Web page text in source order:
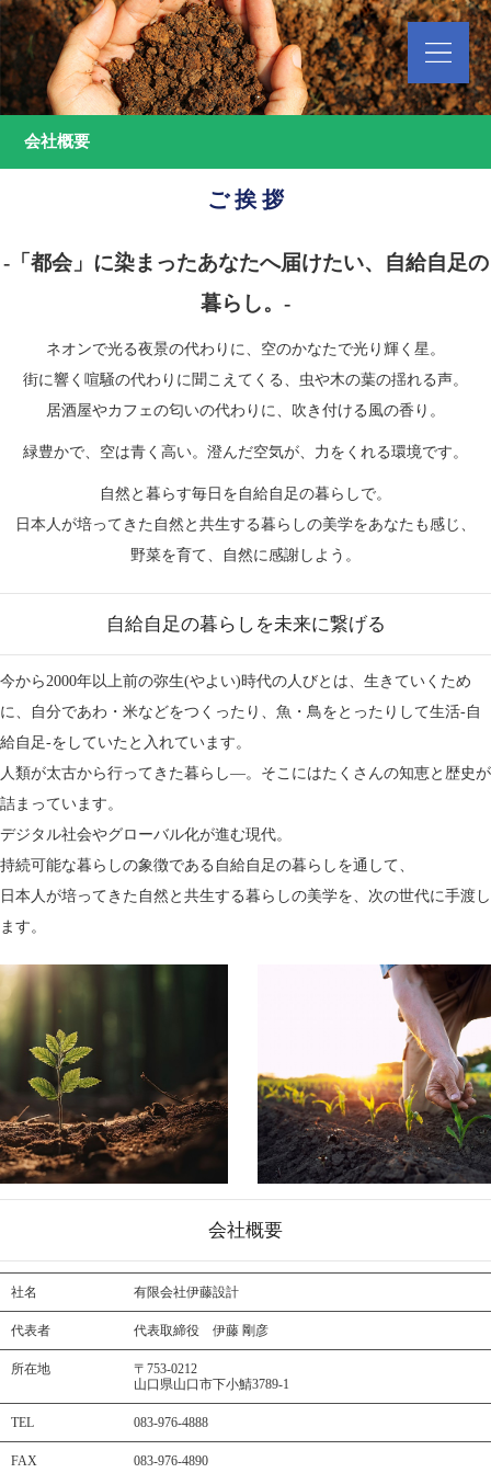
会社概要
ご 挨 拶
-「都会」に染まったあなたへ届けたい、自給自足の
暮らし。-
ネオンで光る夜景の代わりに、空のかなたで光り輝く星。
街に響く喧騒の代わりに聞こえてくる、虫や木の葉の揺れる声。
居酒屋やカフェの匂いの代わりに、吹き付ける風の香り。
緑豊かで、空は青く高い。澄んだ空気が、力をくれる環境です。
自然と暮らす毎日を自給自足の暮らしで。
日本人が培ってきた自然と共生する暮らしの美学をあなたも感じ、
野菜を育て、自然に感謝しよう。
自給自足の暮らしを未来に繋げる
今から2000年以上前の弥生(やよい)時代の人びとは、生きていくため
に、自分であわ・米などをつくったり、魚・鳥をとったりして生活-自
給自足-をしていたと入れています。
人類が太古から行ってきた暮らし―。そこにはたくさんの知恵と歴史が
詰まっています。
デジタル社会やグローバル化が進む現代。
持続可能な暮らしの象徴である自給自足の暮らしを通して、
日本人が培ってきた自然と共生する暮らしの美学を、次の世代に手渡し
ます。
会社概要
社名 有限会社伊藤設計
代表者 代表取締役 伊藤 剛彦
所在地
〒753-0212
山口県山口市下小鯖3789-1
TEL 083-976-4888
FAX 083-976-4890